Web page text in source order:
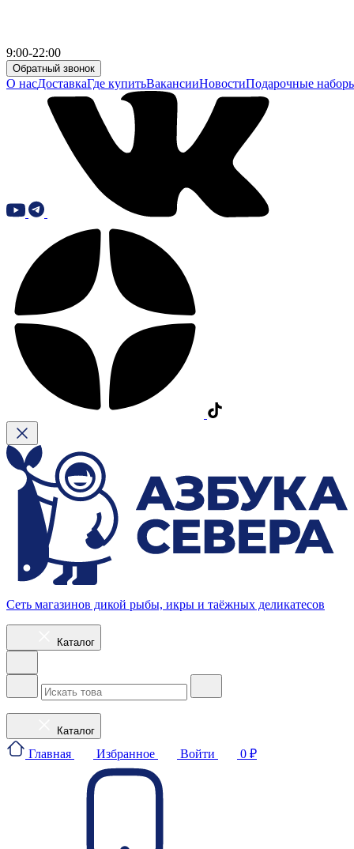
9:00-22:00
Обратный звонок
О насДоставкаГде купитьВакансииНовостиПодарочные
Сеть магазинов дикой рыбы, икры и таёжных деликатесов
Каталог
Каталог
Главная Избранное Войти 0 ₽